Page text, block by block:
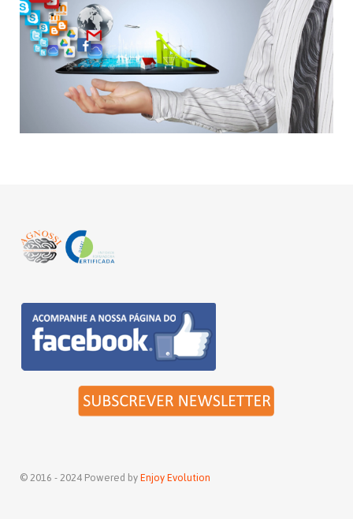
© 2016 - 2024 Powered byEnjoy Evolution